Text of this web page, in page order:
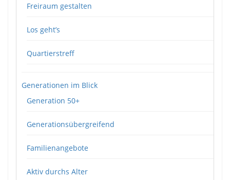
Freiraum gestalten
Los geht’s
Quartierstreff
Generationen im Blick
Generation 50+
Generationsübergreifend
Familienangebote
Aktiv durchs Alter